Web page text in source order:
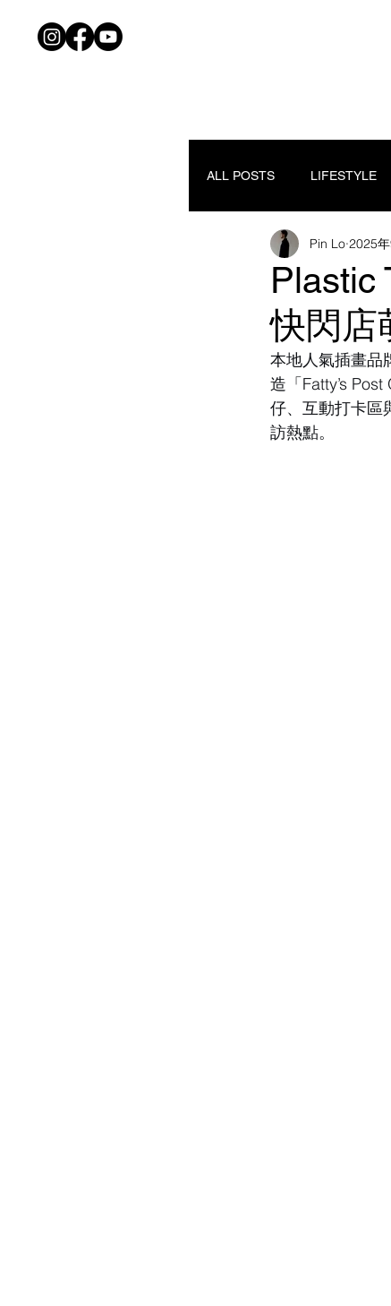
ALL POSTS LIFESTYLE
Plastic
快閃店
Pin Lo 2025
本地人氣插畫品
造「Fatty’s
仔、互動打卡區
訪熱點。